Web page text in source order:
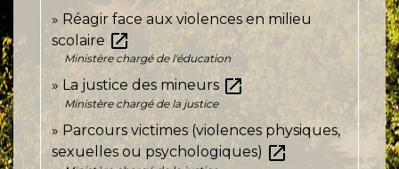
Réagir face aux violences en milieu
scolaire open_in_new
Ministère chargé de l'éducation
La justice des mineurs open_in_new
Ministère chargé de la justice
Parcours victimes (violences physiques,
sexuelles ou psychologiques) open_in_new